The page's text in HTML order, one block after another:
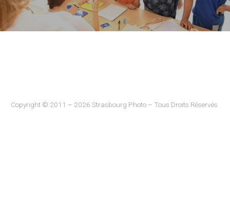
Copyright © 2011 – 2026 Strasbourg Photo – Tous Droits Réservés.